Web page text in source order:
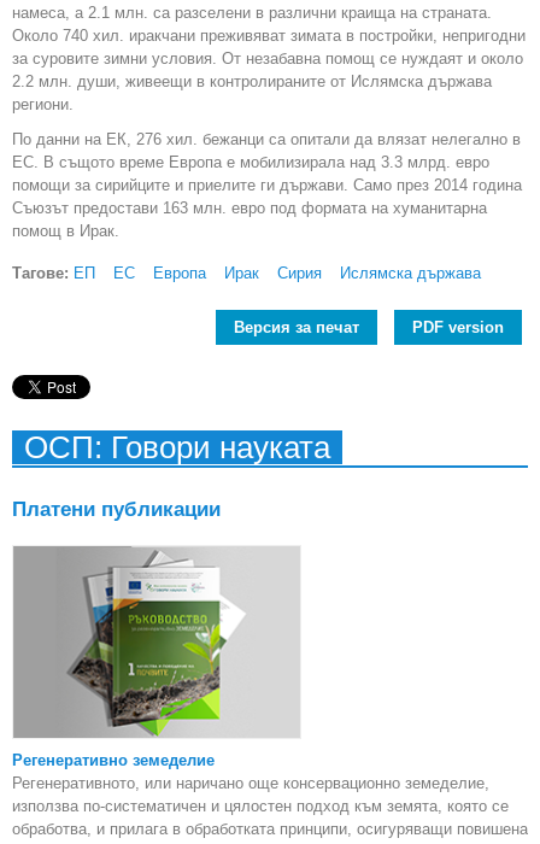
намеса, а 2.1 млн. са разселени в различни краища на страната.
Около 740 хил. иракчани преживяват зимата в постройки, непригодни
за суровите зимни условия. От незабавна помощ се нуждаят и около
2.2 млн. души, живеещи в контролираните от Ислямска държава
региони.
По данни на ЕК, 276 хил. бежанци са опитали да влязат нелегално в
ЕС. В същото време Европа е мобилизирала над 3.3 млрд. евро
помощи за сирийците и приелите ги държави. Само през 2014 година
Съюзът предостави 163 млн. евро под формата на хуманитарна
помощ в Ирак.
Тагове: ЕП ЕС Европа Ирак Сирия Ислямска държава
Версия за печат PDF version
ОСП: Говори науката
Платени публикации
Регенеративно земеделие
Регенеративното, или наричано още консервационно земеделие,
използва по-систематичен и цялостен подход към земята, която се
обработва, и прилага в обработката принципи, осигуряващи повишена